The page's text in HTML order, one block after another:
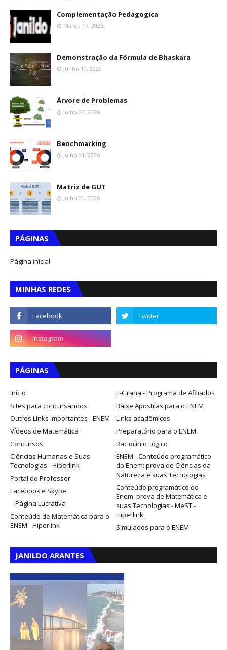
Complementação Pedagogica
Março 17, 2025
Demonstração da Fórmula de Bhaskara
Junho 10, 2023
Árvore de Problemas
Julho 23, 2026
Benchmarking
Julho 21, 2026
Matriz de GUT
Julho 20, 2026
PÁGINAS
Página inicial
MINHAS REDES
PÁGINAS
Início
E-Grana - Programa de Afiliados
Sites para concursandos
Baixe Apostilas para o ENEM
Outros Links importantes - ENEM
Links acadêmicos
Vídeos de Matemática
Preparatório para o ENEM
Concursos
Raciocínio Lógico
Ciências Humanas e Suas
Tecnologias - Hiperlink
ENEM - Conteúdo programático
do Enem: prova de Ciências da
Natureza e suas Tecnologias
Portal do Professor
Conteúdo programático do
Enem: prova de Matemática e
suas Tecnologias - MeST -
Hiperlink:
Facebook e Skype
Página Lucrativa
Conteúdo de Matemática para o
ENEM - Hiperlink
Simulados para o ENEM
JANILDO ARANTES